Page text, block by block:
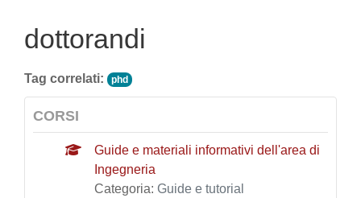
dottorandi
Tag correlati: phd
CORSI
Guide e materiali informativi dell'area di
Ingegneria
Categoria: Guide e tutorial